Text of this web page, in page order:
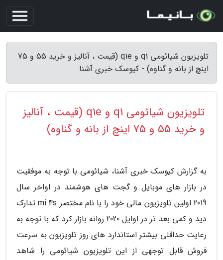
تلویزیون شیائومی q1 و q1e (قیمت ، آنالیز و خرید 55 و 75
اینچ از بانه و گناوه) - کیوسک خبری آشنا
تلویزیون شیائومی q1 و q1e (قیمت ، آنالیز
و خرید 55 و 75 اینچ از بانه و گناوه)
به گزارش کیوسک خبری آشنا، شیائومی با توجه به موفقیت
در بازار های موبایل و گجت های هوشمند در اواخر سال
2019 اولین تلویزیون مالی خود را با نام مختصر mi 4s تدارک
دید و کمی بعد تر در اوایل 2020 روانه بازار کرد که با توجه به
رعایت حداقلی بیشتر استاندارد های روز تلویزیون به سرعت
فروش قابل توجهی از این تلویزیون شیائومی را شاهد